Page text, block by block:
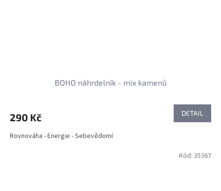
BOHO náhrdelník - mix kamenů
290 Kč DETAIL
Rovnováha - Energie - Sebevědomí
Kód: 35367